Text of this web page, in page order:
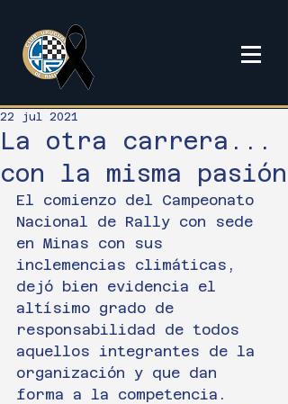
La otra carrera...
con la misma pasión
22 jul 2021
El comienzo del Campeonato
Nacional de Rally con sede
en Minas con sus
inclemencias climáticas,
dejó bien evidencia el
altísimo grado de
responsabilidad de todos
aquellos integrantes de la
organización y que dan
forma a la competencia.